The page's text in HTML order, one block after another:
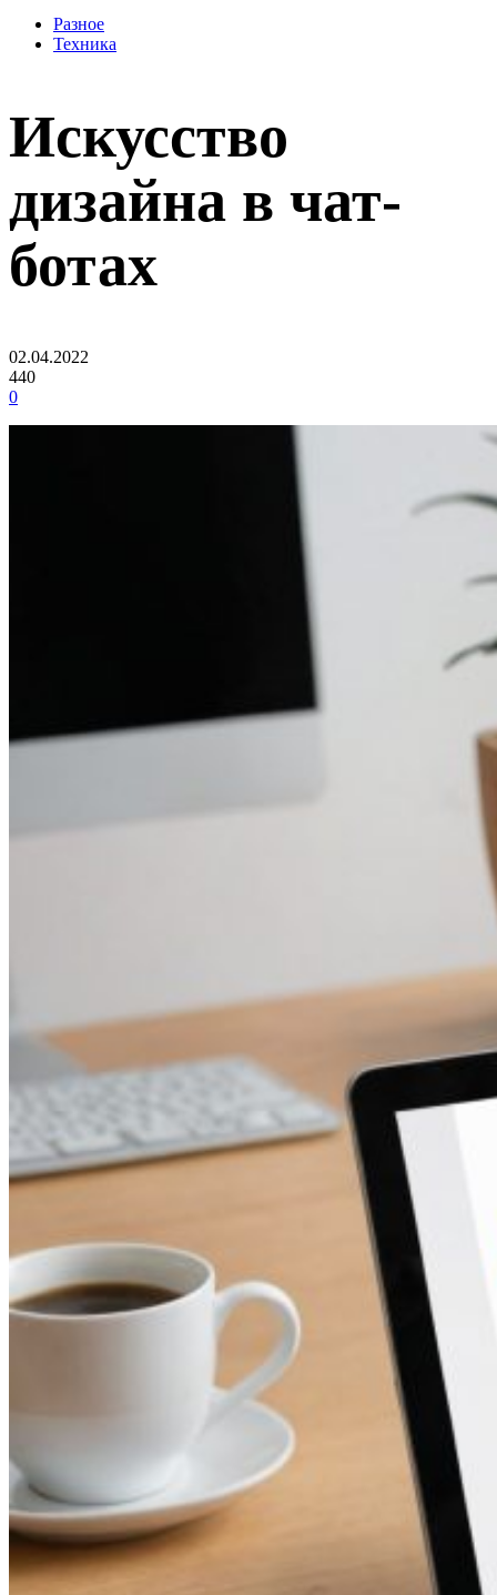
Разное
Техника
Искусство
дизайна в чат-
ботах
02.04.2022
440
0